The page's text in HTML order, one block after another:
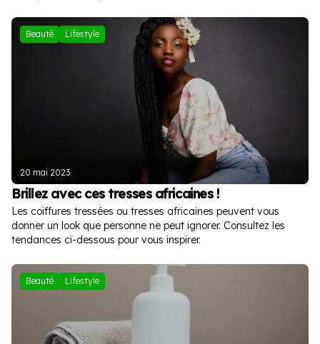
Beauté Lifestyle
20 mai 2023
Brillez avec ces tresses africaines !
Les coiffures tressées ou tresses africaines peuvent vous
donner un look que personne ne peut ignorer. Consultez les
tendances ci-dessous pour vous inspirer.
Beauté Lifestyle